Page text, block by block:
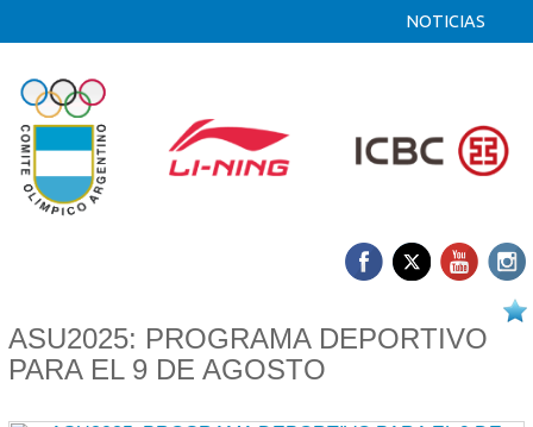
NOTICIAS
ASU2025: PROGRAMA DEPORTIVO
PARA EL 9 DE AGOSTO